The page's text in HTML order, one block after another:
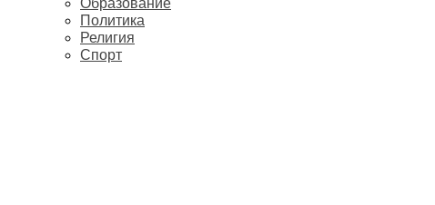
Политика
Религия
Спорт